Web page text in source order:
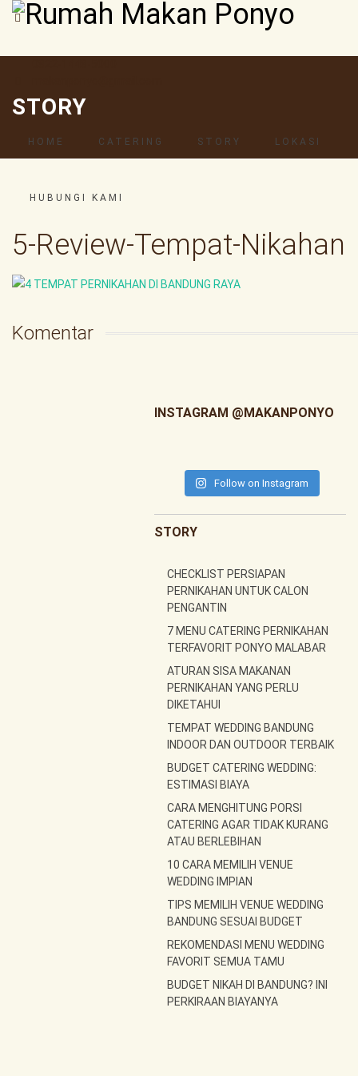
HOME CATERING STORY LOKASI
HUBUNGI KAMI
STORY
5-Review-Tempat-Nikahan
Komentar
INSTAGRAM @MAKANPONYO
Follow on Instagram
STORY
CHECKLIST PERSIAPAN
PERNIKAHAN UNTUK CALON
PENGANTIN
7 MENU CATERING PERNIKAHAN
TERFAVORIT PONYO MALABAR
ATURAN SISA MAKANAN
PERNIKAHAN YANG PERLU
DIKETAHUI
TEMPAT WEDDING BANDUNG
INDOOR DAN OUTDOOR TERBAIK
BUDGET CATERING WEDDING:
ESTIMASI BIAYA
CARA MENGHITUNG PORSI
CATERING AGAR TIDAK KURANG
ATAU BERLEBIHAN
10 CARA MEMILIH VENUE
WEDDING IMPIAN
TIPS MEMILIH VENUE WEDDING
BANDUNG SESUAI BUDGET
REKOMENDASI MENU WEDDING
FAVORIT SEMUA TAMU
BUDGET NIKAH DI BANDUNG? INI
PERKIRAAN BIAYANYA